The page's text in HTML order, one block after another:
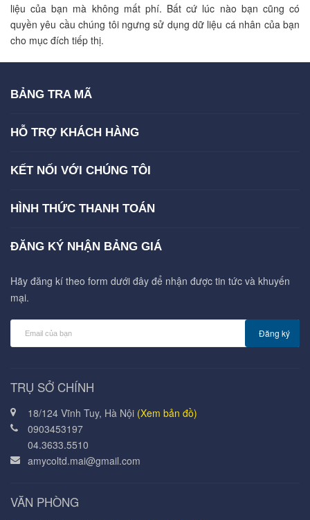
liệu của bạn mà không mất phí. Bất cứ lúc nào bạn cũng có
quyền yêu cầu chúng tôi ngưng sử dụng dữ liệu cá nhân của bạn
cho mục đích tiếp thị.
BẢNG TRA MÃ
HỖ TRỢ KHÁCH HÀNG
KẾT NỐI VỚI CHÚNG TÔI
HÌNH THỨC THANH TOÁN
ĐĂNG KÝ NHẬN BẢNG GIÁ
Hãy đăng kí theo form dưới đây để nhận được tin tức và khuyến
mại.
Đăng ký
TRỤ SỞ CHÍNH
18/124 Vĩnh Tuy, Hà Nội (Xem bản đồ)
0903453197
04.3633.5510
amycoltd.mai@gmail.com
VĂN PHÒNG